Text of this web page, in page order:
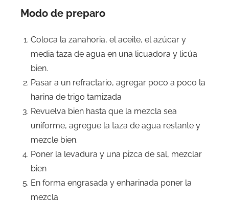
Modo de preparo
Coloca la zanahoria, el aceite, el azúcar y
media taza de agua en una licuadora y licúa
bien.
Pasar a un refractario, agregar poco a poco la
harina de trigo tamizada
Revuelva bien hasta que la mezcla sea
uniforme, agregue la taza de agua restante y
mezcle bien.
Poner la levadura y una pizca de sal, mezclar
bien
En forma engrasada y enharinada poner la
mezcla